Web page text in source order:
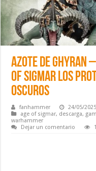
Azote de Ghyran
of Sigmar los
Oscuros
fanhammer
24/05/2025
age of sigmar, descarga,
warhammer
Dejar un comentario